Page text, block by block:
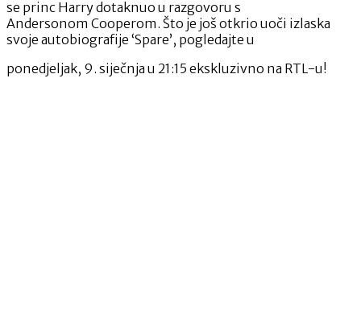
se princ Harry dotaknuo u razgovoru s
Andersonom Cooperom. Što je još otkrio uoči izlaska
svoje autobiografije ‘Spare’, pogledajte u
ponedjeljak, 9. siječnja u 21:15 ekskluzivno na RTL-u!